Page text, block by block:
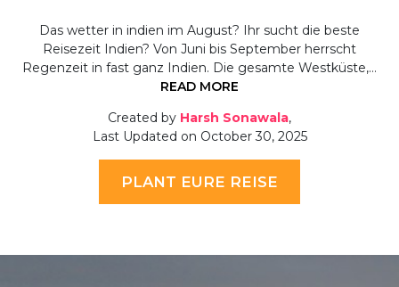
Das wetter in indien im August? Ihr sucht die beste
Reisezeit Indien? Von Juni bis September herrscht
Regenzeit in fast ganz Indien. Die gesamte Westküste,…
READ MORE
Created by Harsh Sonawala,
Last Updated on October 30, 2025
PLANT EURE REISE